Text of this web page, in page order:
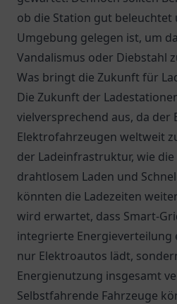
ob die Station gut beleuchtet
Umgebung gelegen ist, um
Vandalismus oder Diebstahl
Was bringt die Zukunft für
Die Zukunft der
vielversprechend aus, da der
Elektrofahrzeugen weltweit
der Ladeinfrastruktur, wie
drahtlosem Laden und
könnten die Ladezeiten
wird erwartet, dass Smart-
integrierte Energieverteilung
nur Elektroautos lädt,
Energienutzung insgesamt
Selbstfahrende Fahrzeuge